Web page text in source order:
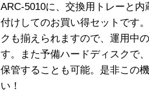
ARC-5010に、交換用トレーと
付けしてのお買い得セットです
クも揃えられますので、運用中
す。また予備ハードディスクで
保管することも可能。是非この
い！